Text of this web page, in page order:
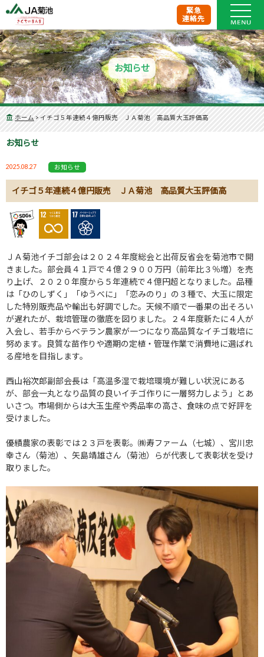
緊急
連絡先
お知らせ
ホーム > イチゴ５年連続４億円販売 ＪＡ菊池 高品質大玉評価高
お知らせ
2025.08.27 お知らせ
イチゴ５年連続４億円販売 ＪＡ菊池 高品質大玉評価高
ＪＡ菊池イチゴ部会は２０２４年度総会と出荷反省会を菊池市で開
きました。部会員４１戸で４億２９００万円（前年比３％増）を売
り上げ、２０２０年度から５年連続で４億円超となりました。品種
は「ひのしずく」「ゆうべに」「恋みのり」の３種で、大玉に限定
した特別販売品や輸出も好調でした。天候不順で一番果の出そろい
が遅れたが、栽培管理の徹底を図りました。２４年度新たに４人が
入会し、若手からベテラン農家が一つになり高品質なイチゴ栽培に
努めます。良質な苗作りや適期の定植・管理作業で消費地に選ばれ
る産地を目指します。
西山裕次郎副部会長は「高温多湿で栽培環境が難しい状況にある
が、部会一丸となり品質の良いイチゴ作りに一層努力しよう」とあ
いさつ。市場側からは大玉生産や秀品率の高さ、食味の点で好評を
受けました。
優績農家の表彰では２３戸を表彰。㈱寿ファーム（七城）、宮川忠
幸さん（菊池）、矢島靖雄さん（菊池）らが代表して表彰状を受け
取りました。